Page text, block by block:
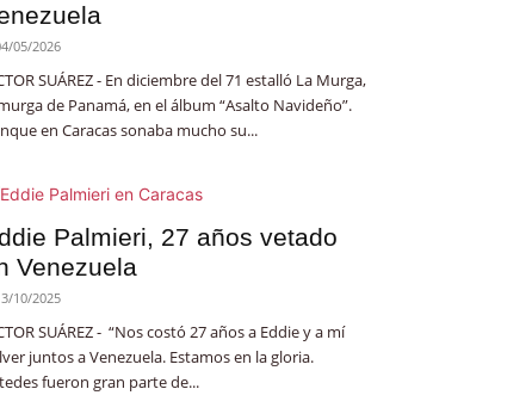
05/2026
SUÁREZ - En diciembre del 71 estalló La Murga,
de Panamá, en el álbum “Asalto Navideño”.
en Caracas sonaba mucho su...
Palmieri, 27 años vetado
Venezuela
10/2025
SUÁREZ - “Nos costó 27 años a Eddie y a mí
juntos a Venezuela. Estamos en la gloria.
fueron gran parte de...